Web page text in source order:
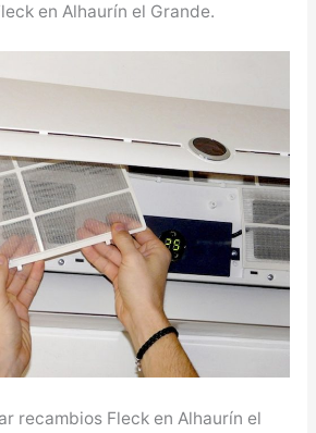
en Alhaurín el Grande.
recambios Fleck en Alhaurín el